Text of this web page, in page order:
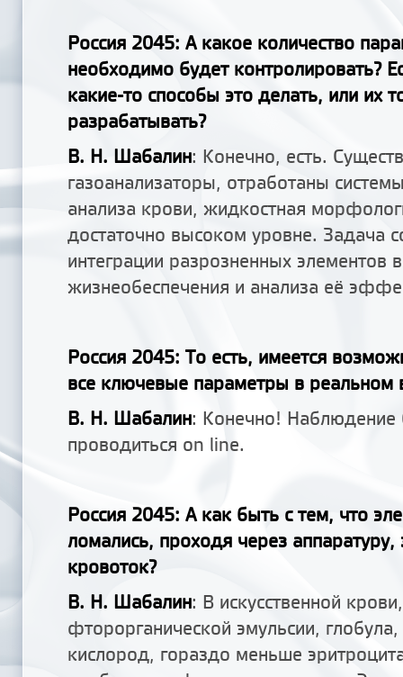
Россия 2045: А какое количество
необходимо будет контролировать?
какие-то способы это делать, или их
разрабатывать?
В. Н. Шабалин: Конечно, есть.
газоанализаторы, отработаны
анализа крови, жидкостная
достаточно высоком уровне. Задача
интеграции разрозненных элементов
жизнеобеспечения и анализа её
Россия 2045: То есть, имеется
все ключевые параметры в реальном
В. Н. Шабалин: Конечно! Наблюдение
проводиться on line.
Россия 2045: А как быть с тем, что
ломались, проходя через аппаратуру,
кровоток?
В. Н. Шабалин: В искусственной
фторорганической эмульсии,
кислород, гораздо меньше